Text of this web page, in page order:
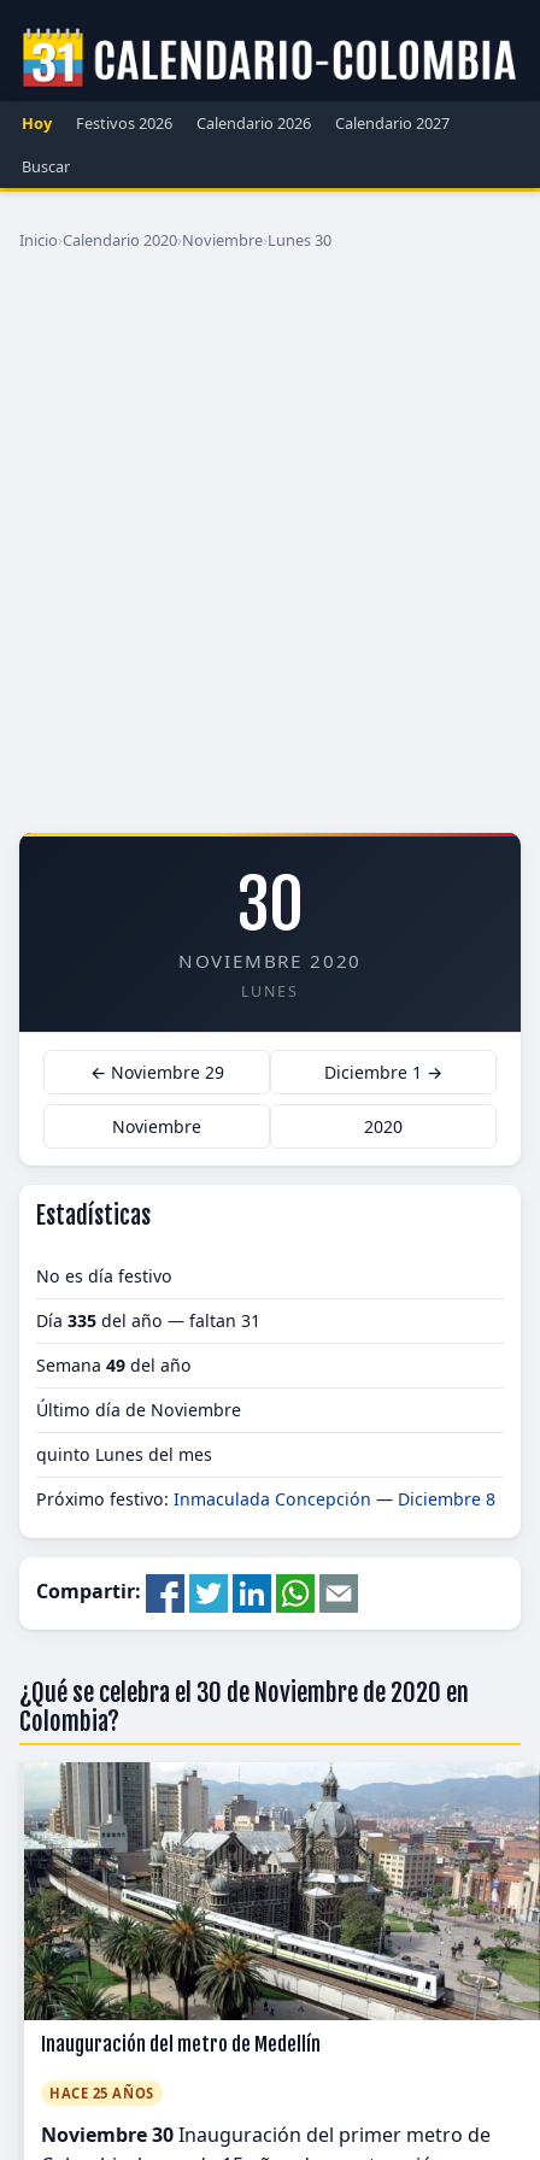
Hoy Festivos 2026 Calendario 2026
Calendario 2027
Buscar
Inicio›Calendario 2020›Noviembre›Lunes 30
30
NOVIEMBRE 2020
LUNES
← Noviembre 29 Diciembre 1 →
Noviembre 2020
Estadísticas
No es día festivo
Día 335 del año — faltan 31
Semana 49 del año
Último día de Noviembre
quinto Lunes del mes
Próximo festivo: Inmaculada Concepción — Diciembre 8
Compartir:
¿Qué se celebra el 30 de Noviembre de 2020 en
Colombia?
Inauguración del metro de Medellín
HACE 25 AÑOS
Noviembre 30Inauguración del primer metro de